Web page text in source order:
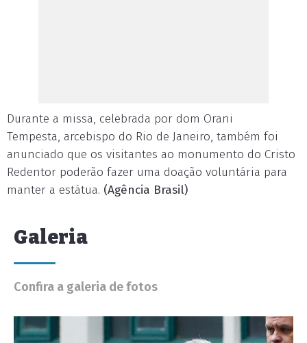
Durante a missa, celebrada por dom Orani
Tempesta, arcebispo do Rio de Janeiro, também foi
anunciado que os visitantes ao monumento do Cristo
Redentor poderão fazer uma doação voluntária para
manter a estátua. (Agência Brasil)
Galeria
Confira a galeria de fotos